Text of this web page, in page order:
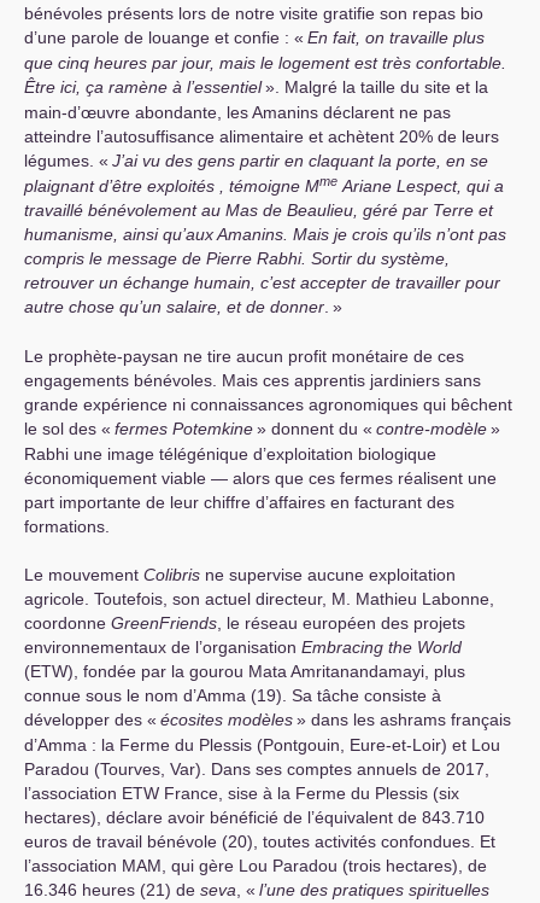
bénévoles présents lors de notre visite gratifie son repas bio
d’une parole de louange et confie : « En fait, on travaille plus
que cinq heures par jour, mais le logement est très confortable.
Être ici, ça ramène à l’essentiel». Malgré la taille du site et la
main-d’œuvre abondante, les Amanins déclarent ne pas
atteindre l’autosuffisance alimentaire et achètent 20% de leurs
légumes. « J’ai vu des gens partir en claquant la porte, en se
plaignant d’être exploités , témoigne Mme Ariane Lespect, qui a
travaillé bénévolement au Mas de Beaulieu, géré par Terre et
humanisme, ainsi qu’aux Amanins. Mais je crois qu’ils n’ont pas
compris le message de Pierre Rabhi. Sortir du système,
retrouver un échange humain, c’est accepter de travailler pour
autre chose qu’un salaire, et de donner »
Le prophète-paysan ne tire aucun profit monétaire de ces
engagements bénévoles. Mais ces apprentis jardiniers sans
grande expérience ni connaissances agronomiques qui bêchent
le sol des « fermes Potemkine» donnent du « contre-modèle»
Rabhi une image télégénique d’exploitation biologique
économiquement viable — alors que ces fermes réalisent une
part importante de leur chiffre d’affaires en facturant des
formations.
Le mouvement Colibris ne supervise aucune exploitation
agricole. Toutefois, son actuel directeur, M. Mathieu Labonne,
coordonne GreenFriends , le réseau européen des projets
environnementaux de l’organisation Embracing the World
(ETW), fondée par la gourou Mata Amritanandamayi, plus
connue sous le nom d’Amma (19). Sa tâche consiste à
développer des « écosites modèles» dans les ashrams français
d’Amma : la Ferme du Plessis (Pontgouin, Eure-et-Loir) et Lou
Paradou (Tourves, Var). Dans ses comptes annuels de 2017,
l’association ETW France, sise à la Ferme du Plessis (six
hectares), déclare avoir bénéficié de l’équivalent de 843.710
euros de travail bénévole (20), toutes activités confondues. Et
l’association MAM , qui gère Lou Paradou (trois hectares), de
16.346 heures (21) de seva , « l’une des pratiques spirituelles